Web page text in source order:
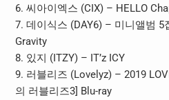
6. 씨아이엑스 (CIX) – HELLO
7. 데이식스 (DAY6) – 미니앨범 5
Gravity
8. 있지 (ITZY) – IT’z ICY
9. 러블리즈 (Lovelyz) – 2019
의 러블리즈3] Blu-ray